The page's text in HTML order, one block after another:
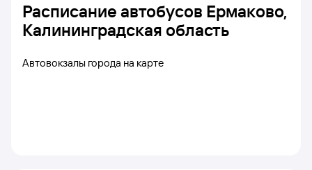
Расписание автобусов Ермаково,
Калининградская область
Автовокзалы города на карте